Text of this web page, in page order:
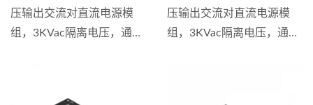
压输出交流对直流电源模
组，3KVac隔离电压，通用
压输出交流对直流电源模
组，3KVac隔离电压，通用